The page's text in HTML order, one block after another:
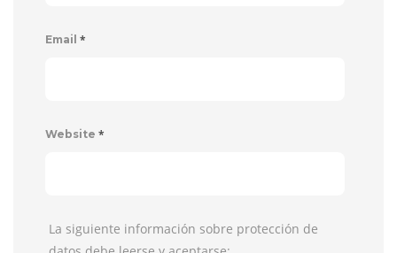
Email *
Website *
La siguiente información sobre protección de